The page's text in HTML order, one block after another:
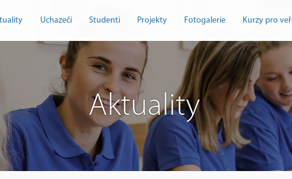
Uchazeči Studenti Projekty Fotogalerie Kurzy pro
Aktuality